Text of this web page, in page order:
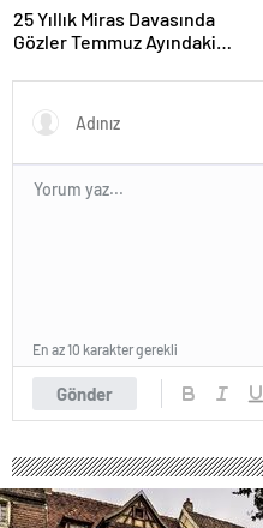
25 Yıllık Miras Davasında
Gözler Temmuz Ayındaki
Gönder
En az 10 karakter gerekli